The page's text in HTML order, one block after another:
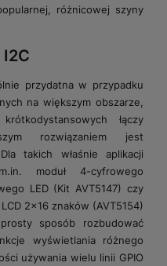
różnicowej szyny
przydatna w przypadku
na większym obszarze,
łączy
rozwiązaniem jest
takich właśnie aplikacji
moduł 4-cyfrowego
LED (Kit AVT5147) czy
2x16 znaków (AVT5154)
sposób rozbudować
wyświetlania różnego
używania wielu linii GPIO